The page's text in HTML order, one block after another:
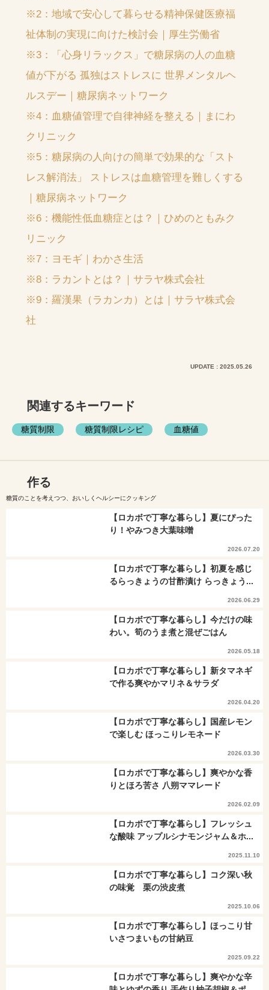
※2：地域で安心して暮らせる精神保健医療福
祉体制の実現に向けた検討会｜厚生労働省
※3：「心身リラックス」で糖尿病の人の血糖
値が下がる 孤独はストレスに 世界メンタルヘ
ルスデー｜糖尿病ネットワーク
※4：血糖値管理で自律神経を整える｜まにわ
クリニック
※5：糖尿病の人向けの簡単で効果的な「スト
レス解消法」 ストレスは血糖管理を難しくする
｜糖尿病ネットワーク
※6：機能性低血糖症とは？｜ひめのともみク
リニック
※7：ヨモギ｜わかさ生活
※8：ラカントとは？｜サラヤ株式会社
※9：羅漢果（ラカンカ）とは｜サラヤ株式会
社
UPDATE : 2025.05.26
関連するキーワード
糖質制限 糖質制限レシピ 血糖値
作る
糖質のことを考えつつ、おいしくヘルシーにクッキング
【ロカボで丁寧な暮らし】夏にぴった
り！やみつき大葉味噌
2026.07.20
【ロカボで丁寧な暮らし】初夏を感じ
るらっきょうの甘酢漬け らっきょう...
2026.06.29
【ロカボで丁寧な暮らし】今だけの味
わい。筍のうま煮と混ぜごはん
2026.05.18
【ロカボで丁寧な暮らし】新タマネギ
で作る爽やかマリネ＆サラダ
2026.04.20
【ロカボで丁寧な暮らし】国産レモン
で楽しむ ほっこりレモネード
2026.03.30
【ロカボで丁寧な暮らし】爽やかな香
りとほろ苦さ 八朔ママレード
2026.02.09
【ロカボで丁寧な暮らし】フレッシュ
な酸味 アップルシナモンジャム＆ホ...
2025.11.10
【ロカボで丁寧な暮らし】コク深い秋
の味覚 栗の渋皮煮
2025.10.06
【ロカボで丁寧な暮らし】ほっこり甘
いさつまいもの甘納豆
2025.09.22
【ロカボで丁寧な暮らし】爽やかな辛